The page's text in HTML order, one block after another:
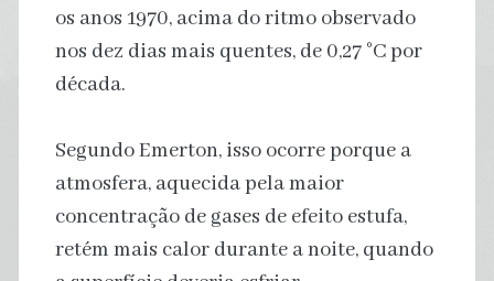
os anos 1970, acima do ritmo observado
nos dez dias mais quentes, de 0,27 °C por
década.
Segundo Emerton, isso ocorre porque a
atmosfera, aquecida pela maior
concentração de gases de efeito estufa,
retém mais calor durante a noite, quando